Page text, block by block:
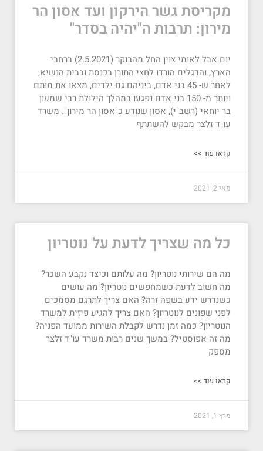
מקריסת גשר הירקון ועד אסון הר
מירון: תרבות ה"יהיה בסדר"
יום אבל לאומי צוין החל מהבוקר (2.5.2021) ברחבי
הארץ, והדגלים הורדו לחצי התורן בכנסת ובבית הנשיא,
לאחר ש- 45 בני אדם, ביניהם גם ילדים, מצאו את מותם
ויותר מ- 150 בני אדם נפגעו במהלך הילולת רבי שמעון
בר יוחאי (רשב"י), אסון שנודע כ"אסון הר מירון". משרד
עו"ד זלצר מבקש להשתתף
קראו עוד >>
מאי 2, 2021
כל מה שצריך לדעת על נוטריון
מה הם שירותי נוטריון? מה עלותם וכיצד נקבע השכר?
מה חשוב לדעת כשמחפשים נוטריון? מה עושים
כשנדרש ידע בשפה זרה? האם צריך לתרגם מסמכים
לפני שפונים לנוטריון? האם צריך להגיע פיזית למשרד
הנוטריון? כמה זמן נדרש לקבלת השירות ממועד הפניה?
מה זה אפוסטיל? במשך שנים רבות משרד עו"ד זלצר
מספק
קראו עוד >>
מרץ 1, 2021